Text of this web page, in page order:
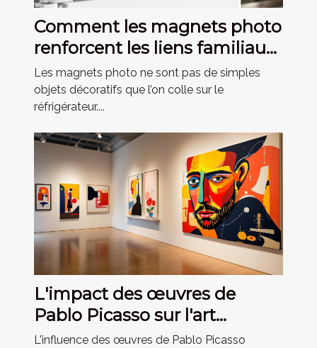
Comment les magnets photo
renforcent les liens familiaux
?
Les magnets photo ne sont pas de simples
objets décoratifs que l’on colle sur le
réfrigérateur....
L'impact des œuvres de
Pablo Picasso sur l'art
moderne
L'influence des œuvres de Pablo Picasso